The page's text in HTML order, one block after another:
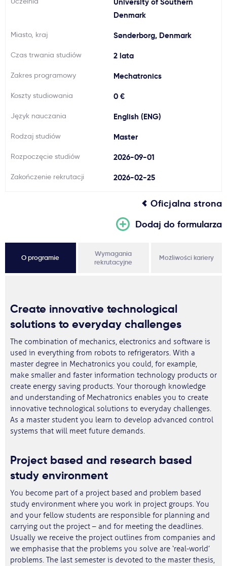
Dlaczego Kastu?
Denmark
Miasto, kraj Sønderborg, Denmark
Czas trwania studiów 2 lata
Zakres programowy Mechatronics
Koszty studiowania 0 €
Język nauczania English (ENG)
Rodzaj studiów Master
Rozpoczęcie studiów 2026-09-01
Zakończenie rekrutacji 2026-02-25
Oficjalna strona
Dodaj do formularza
O programie
Wymagania
rekrutacyjne
Możliwości kariery
Create innovative technological
solutions to everyday challenges
The combination of mechanics, electronics and software is
used in everything from robots to refrigerators. With a
master degree in Mechatronics you could, for example,
make smaller and faster information technology products or
create energy saving products. Your thorough knowledge
and understanding of Mechatronics enables you to create
innovative technological solutions to everyday challenges.
As a master student you learn to develop advanced control
systems that will meet future demands.
Project based and research based
study environment
You become part of a project based and problem based
study environment where you work in project groups. You
and your fellow students are responsible for planning and
carrying out the project – and for meeting the deadlines.
Usually we receive the project outlines from companies and
we emphasise that the problems you solve are ‘real-world’
problems. The last semester is devoted to the master thesis,